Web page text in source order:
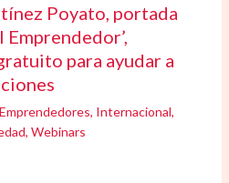
Poyato, portada
para ayudar a
Emprendedores, Internacional,
,Webinars